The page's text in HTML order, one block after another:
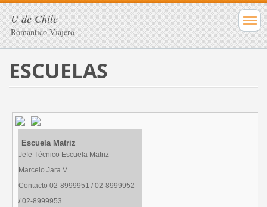
U de Chile
Romantico Viajero
ESCUELAS
Escuela Matriz
Jefe Técnico Escuela Matriz
Marcelo Jara V.
Contacto 02-8999951 / 02-8999952
/ 02-8999953